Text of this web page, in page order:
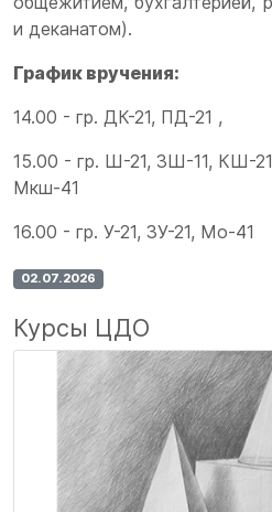
и деканатом).
График вручения:
14.00 - гр. ДК-21, ПД-21 ,
15.00 - гр. Ш-21, ЗШ-11, КШ-
Мкш-41
16.00 - гр. У-21, ЗУ-21, Мо-41
02.07.2026
Курсы ЦДО